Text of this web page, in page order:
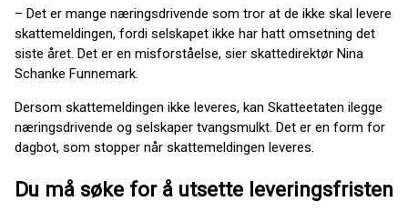
– Det er mange næringsdrivende som tror at de ikke skal levere
skattemeldingen, fordi selskapet ikke har hatt omsetning det
siste året. Det er en misforståelse, sier skattedirektør Nina
Schanke Funnemark.
Dersom skattemeldingen ikke leveres, kan Skatteetaten ilegge
næringsdrivende og selskaper tvangsmulkt. Det er en form for
dagbot, som stopper når skattemeldingen leveres.
Du må søke for å utsette leveringsfristen